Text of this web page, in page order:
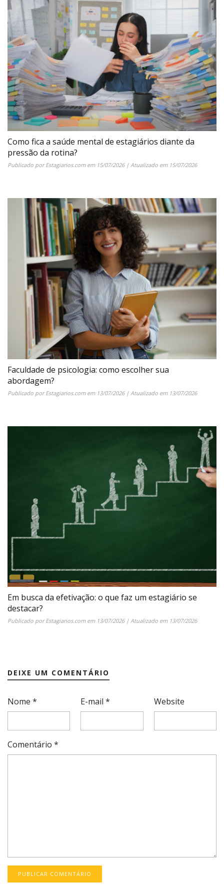
Como fica a saúde mental de estagiários diante da
pressão da rotina?
Publicado porEstagiarios.comem 15/07/2026| Atualizado em 15/07/2026
Faculdade de psicologia: como escolher sua
abordagem?
Publicado porEstagiarios.comem 13/07/2026| Atualizado em 13/07/2026
Em busca da efetivação: o que faz um estagiário se
destacar?
Publicado porEstagiarios.comem 13/07/2026| Atualizado em 13/07/2026
DEIXE UM COMENTÁRIO
Nome * E-mail* Website
Comentário *